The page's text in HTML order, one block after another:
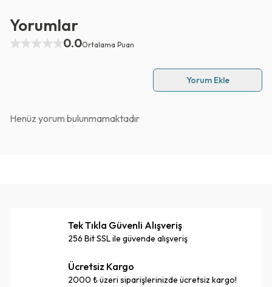
Yorumlar
0.0Ortalama Puan
Yorum Ekle
Henüz yorum bulunmamaktadır
Tek Tıkla Güvenli Alışveriş
256 Bit SSL ile güvende alışveriş
Ücretsiz Kargo
2000 ₺ üzeri siparişlerinizde ücretsiz kargo!